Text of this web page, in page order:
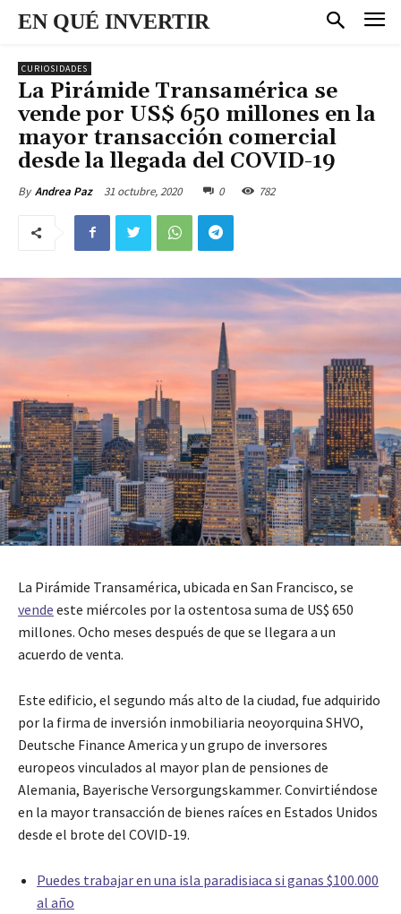
EN QUÉ INVERTIR
CURIOSIDADES
La Pirámide Transamérica se
vende por US$ 650 millones en la
mayor transacción comercial
desde la llegada del COVID-19
By Andrea Paz 31 octubre, 2020 0 782
La Pirámide Transamérica, ubicada en San Francisco, se
vende este miércoles por la ostentosa suma de US$ 650
millones. Ocho meses después de que se llegara a un
acuerdo de venta.
Este edificio, el segundo más alto de la ciudad, fue adquirido
por la firma de inversión inmobiliaria neoyorquina SHVO,
Deutsche Finance America y un grupo de inversores
europeos vinculados al mayor plan de pensiones de
Alemania, Bayerische Versorgungskammer. Convirtiéndose
en la mayor transacción de bienes raíces en Estados Unidos
desde el brote del COVID-19.
Puedes trabajar en una isla paradisiaca si ganas $100.000
al año